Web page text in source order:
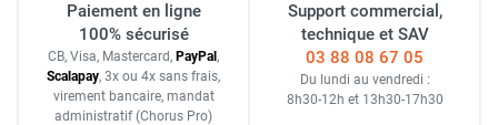
Paiement en ligne
100% sécurisé
CB, Visa, Mastercard, PayPal ,
Scalapay, 3x ou 4x sans frais,
virement bancaire, mandat
administratif (Chorus Pro)
Support commercial,
technique et SAV
03 88 08 67 05
Du lundi au vendredi :
8h30-12h et 13h30-17h30